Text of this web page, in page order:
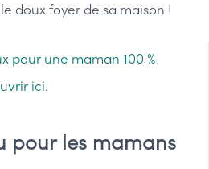
doux foyer de sa maison !
pour une maman 100 %
ici.
pour les mamans